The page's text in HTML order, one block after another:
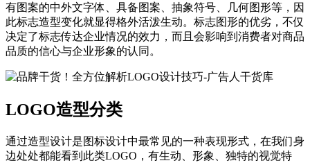
有图案的中外文字体、具备图案、抽象符号、几何图形等，因
此标志造型变化就显得格外活泼生动。标志图形的优劣，不仅
决定了标志传达企业情况的效力，而且会影响到消费者对商品
品质的信心与企业形象的认同。
LOGO造型分类
通过造型设计是图标设计中最常见的一种表现形式，在我们身
边处处都能看到此类LOGO，有生动、形象、独特的视觉特